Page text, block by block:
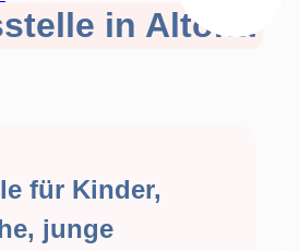
in Altona
für Kinder,
junge